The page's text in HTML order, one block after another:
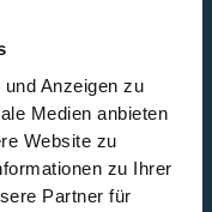
Anzeigen zu
Medien anbieten
Website zu
zu Ihrer
Partner für
Gesetzgeber
Wettbewerb zu
erneuerbaren
gemeinsam
– transparent,